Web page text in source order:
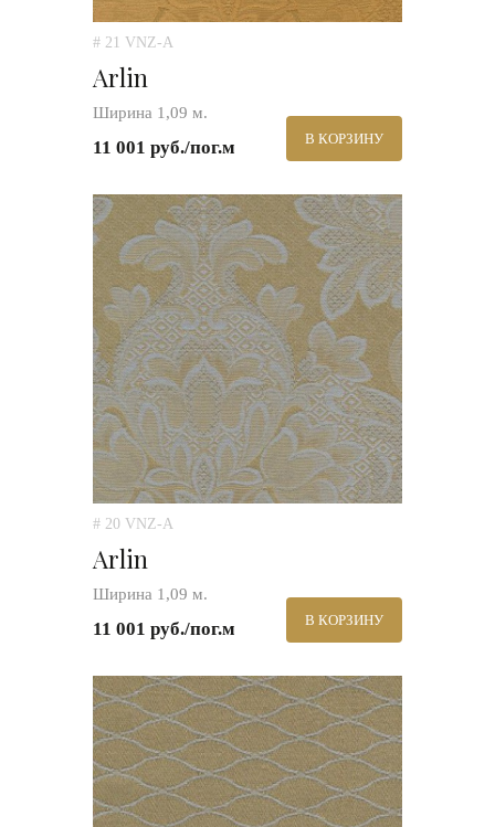
# 21 VNZ-A
Arlin
Ширина 1,09 м.
11 001 руб./пог.м В КОРЗИНУ
# 20 VNZ-A
Arlin
Ширина 1,09 м.
11 001 руб./пог.м В КОРЗИНУ